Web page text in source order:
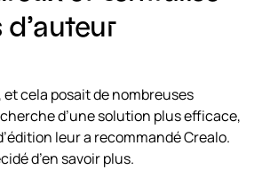
cela posait de nombreuses
d’une solution plus efficace,
leur a recommandé Crealo.
d’en savoir plus.